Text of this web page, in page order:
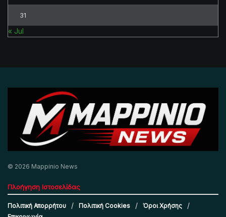
31
« Jul
© 2026 Mappinio News
Πλοήγηση Ιστοσελίδας
Πολιτική Απορρήτου Πολιτική Cookies
Όροι Χρήσης